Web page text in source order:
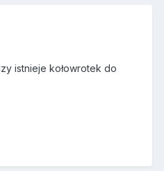
istnieje kołowrotek do